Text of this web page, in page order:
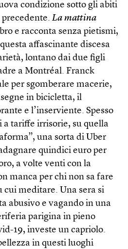
condizione sotto gli abiti
La mattina
e racconta senza pietismi,
affascinante discesa
lontano dai due figli
a Montréal. Franck
per sgomberare macerie,
in bicicletta, il
e l’inserviente. Spesso
a tariffe irrisorie, su quella
una sorta di Uber
quindici euro per
a volte venti con la
manca per chi non sa fare
cui meditare. Una sera si
abusivo e vagando in una
parigina in pieno
19, investe un capriolo.
in questi luoghi